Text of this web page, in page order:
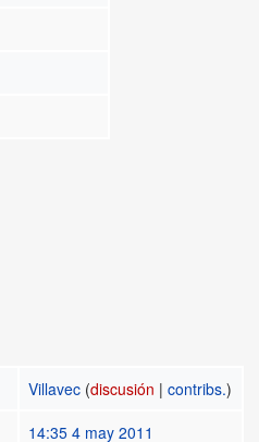
Villavec (discusión |contribs.)
14:35 4 may 2011